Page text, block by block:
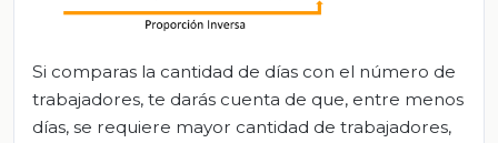
Si comparas la cantidad de días con el número de
trabajadores, te darás cuenta de que, entre menos
días, se requiere mayor cantidad de trabajadores,